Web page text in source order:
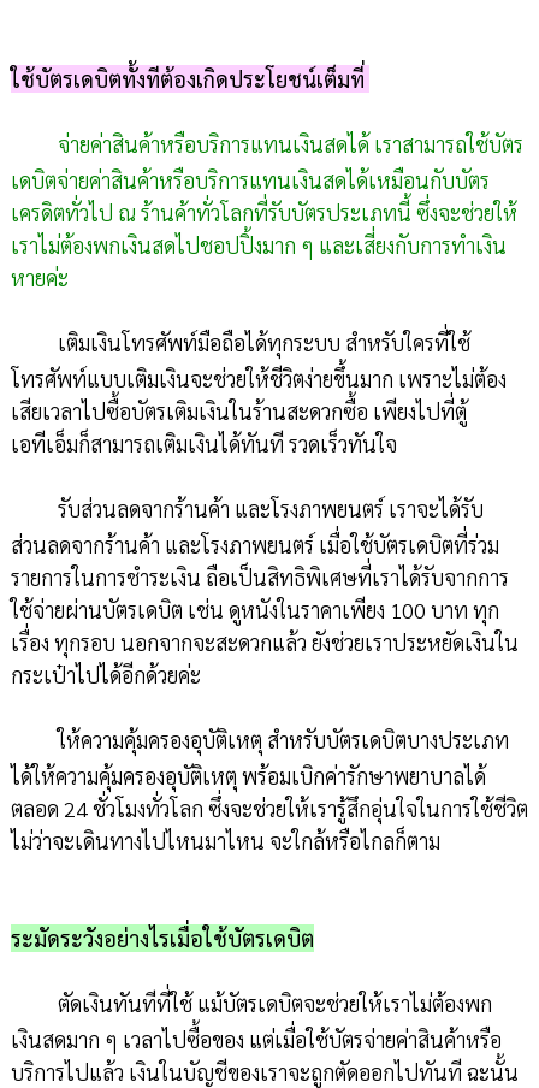
ใช้บัตรเดบิตทั้งทีต้องเกิดประโยชน์เต็มที่
จ่ายค่าสินค้าหรือบริการแทนเงินสดได้ เราสามารถใช้บัตร
เดบิตจ่ายค่าสินค้าหรือบริการแทนเงินสดได้เหมือนกับบัตร
เครดิตทั่วไป ณ ร้านค้าทั่วโลกที่รับบัตรประเภทนี้ ซึ่งจะช่วยให้
เราไม่ต้องพกเงินสดไปชอปปิ้งมาก ๆ และเสี่ยงกับการทำเงิน
หายค่ะ
เติมเงินโทรศัพท์มือถือได้ทุกระบบ สำหรับใครที่ใช้
โทรศัพท์แบบเติมเงินจะช่วยให้ชีวิตง่ายขึ้นมาก เพราะไม่ต้อง
เสียเวลาไปซื้อบัตรเติมเงินในร้านสะดวกซื้อ เพียงไปที่ตู้
เอทีเอ็มก็สามารถเติมเงินได้ทันที รวดเร็วทันใจ
รับส่วนลดจากร้านค้า และโรงภาพยนตร์ เราจะได้รับ
ส่วนลดจากร้านค้า และโรงภาพยนตร์ เมื่อใช้บัตรเดบิตที่ร่วม
รายการในการชำระเงิน ถือเป็นสิทธิพิเศษที่เราได้รับจากการ
ใช้จ่ายผ่านบัตรเดบิต เช่น ดูหนังในราคาเพียง 100 บาท ทุก
เรื่อง ทุกรอบ นอกจากจะสะดวกแล้ว ยังช่วยเราประหยัดเงินใน
กระเป๋าไปได้อีกด้วยค่ะ
ให้ความคุ้มครองอุบัติเหตุ สำหรับบัตรเดบิตบางประเภท
ได้ให้ความคุ้มครองอุบัติเหตุ พร้อมเบิกค่ารักษาพยาบาลได้
ตลอด 24 ชั่วโมงทั่วโลก ซึ่งจะช่วยให้เรารู้สึกอุ่นใจในการใช้ชีวิต
ไม่ว่าจะเดินทางไปไหนมาไหน จะใกล้หรือไกลก็ตาม
ระมัดระวังอย่างไรเมื่อใช้บัตรเดบิต
ตัดเงินทันทีที่ใช้ แม้บัตรเดบิตจะช่วยให้เราไม่ต้องพก
เงินสดมาก ๆ เวลาไปซื้อของ แต่เมื่อใช้บัตรจ่ายค่าสินค้าหรือ
บริการไปแล้ว เงินในบัญชีของเราจะถูกตัดออกไปทันที ฉะนั้น